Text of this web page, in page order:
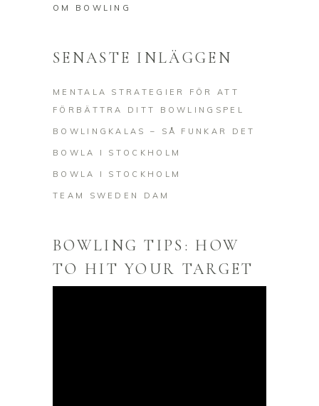
OM BOWLING
SENASTE INLÄGGEN
MENTALA STRATEGIER FÖR ATT
FÖRBÄTTRA DITT BOWLINGSPEL
BOWLINGKALAS – SÅ FUNKAR DET
BOWLA I STOCKHOLM
BOWLA I STOCKHOLM
TEAM SWEDEN DAM
BOWLING TIPS: HOW
TO HIT YOUR TARGET